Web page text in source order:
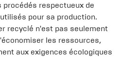
procédés respectueux de
pour sa production.
recyclé n'est pas seulement
les ressources,
aux exigences écologiques